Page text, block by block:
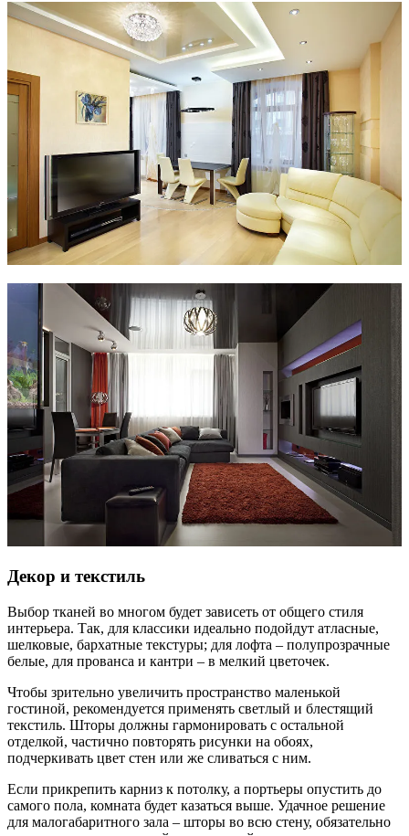
Декор и текстиль
Выбор тканей во многом будет зависеть от общего стиля
интерьера. Так, для классики идеально подойдут атласные,
шелковые, бархатные текстуры; для лофта – полупрозрачные
белые, для прованса и кантри – в мелкий цветочек.
Чтобы зрительно увеличить пространство маленькой
гостиной, рекомендуется применять светлый и блестящий
текстиль. Шторы должны гармонировать с остальной
отделкой, частично повторять рисунки на обоях,
подчеркивать цвет стен или же сливаться с ним.
Если прикрепить карниз к потолку, а портьеры опустить до
самого пола, комната будет казаться выше. Удачное решение
для малогабаритного зала – шторы во всю стену, обязательно